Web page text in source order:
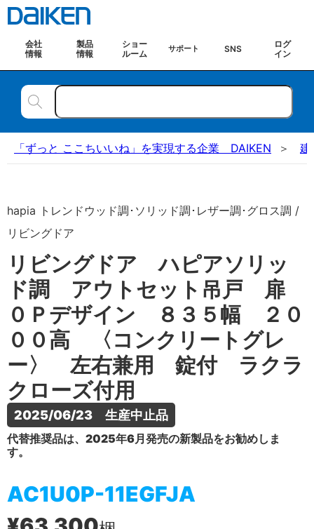
会社
情報
製品
情報
ショー
ルーム
サポート SNS
ログ
イン
「ずっと ここちいいね」を実現する企業 DAIKEN 建
hapia トレンドウッド調･ソリッド調･レザー調･グロス調 /
リビングドア
リビングドア ハピアソリッ
ド調 アウトセット吊戸 扉
０Ｐデザイン ８３５幅 ２０
００高 〈コンクリートグレ
ー〉 左右兼用 錠付 ラクラ
クローズ付用
2025/06/23　生産中止品
代替推奨品は、2025年6月発売の新製品をお勧めしま
す。
AC1U0P-11EGFJA